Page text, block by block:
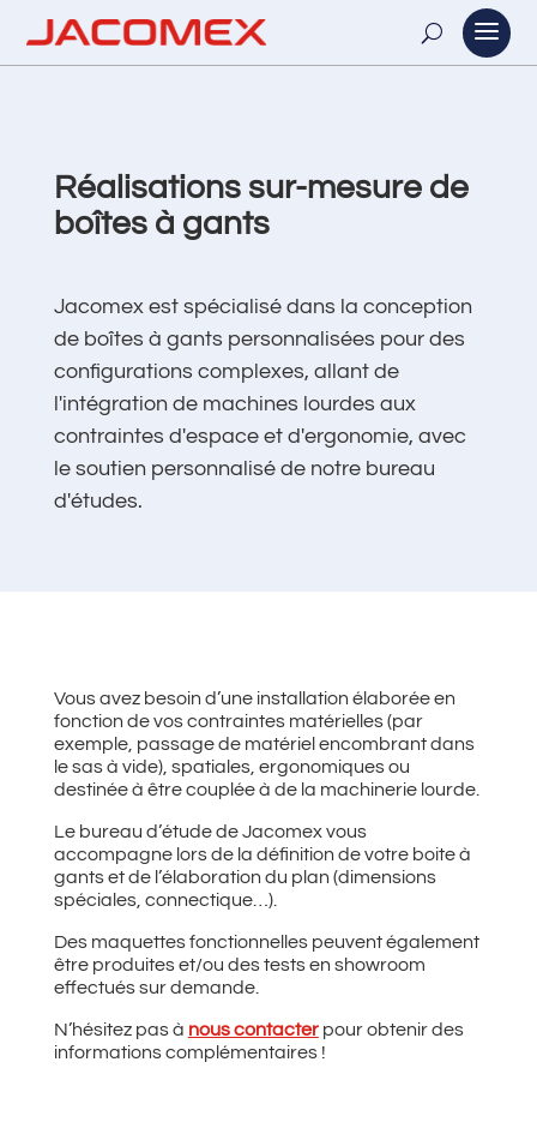
Réalisations sur-mesure de
boîtes à gants
Jacomex est spécialisé dans la conception
de boîtes à gants personnalisées pour des
configurations complexes, allant de
l'intégration de machines lourdes aux
contraintes d'espace et d'ergonomie, avec
le soutien personnalisé de notre bureau
d'études.
Vous avez besoin d’une installation élaborée en
fonction de vos contraintes matérielles (par
exemple, passage de matériel encombrant dans
le sas à vide), spatiales, ergonomiques ou
destinée à être couplée à de la machinerie lourde.
Le bureau d’étude de Jacomex vous
accompagne lors de la définition de votre boite à
gants et de l’élaboration du plan (dimensions
spéciales, connectique…).
Des maquettes fonctionnelles peuvent également
être produites et/ou des tests en showroom
effectués sur demande.
N’hésitez pas à nous contacterpour obtenir des
informations complémentaires !